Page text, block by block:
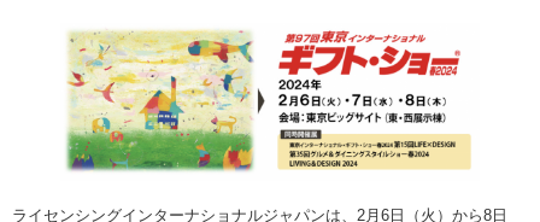
ライセンシングインターナショナルジャパンは、2月6日（火）から8日